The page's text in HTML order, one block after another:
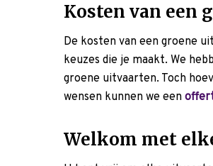
Kosten van een
De kosten van een groene
keuzes die je maakt. We
groene uitvaarten. Toch
wensen kunnen we een
Welkom met